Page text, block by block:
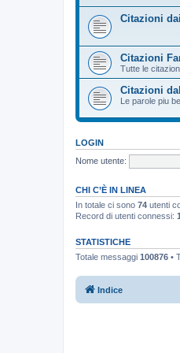
Citazioni
Citazioni
Tutte le
Citazioni
Le parole piu
LOGIN
Nome utente:
CHI C’È IN LINEA
In totale ci sono 74 utenti
Record di utenti connessi:
STATISTICHE
Totale messaggi 100876 •
Indice